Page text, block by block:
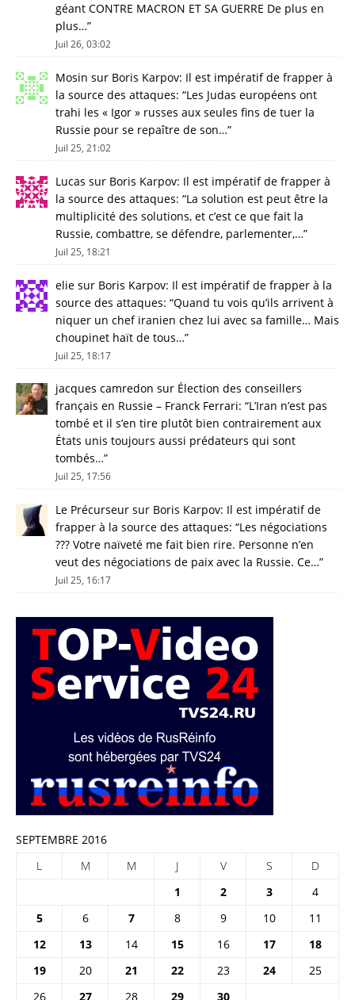
géant CONTRE MACRON ET SA GUERRE De plus en
plus…”
Juil 26, 03:02
Mosin sur Boris Karpov: Il est impératif de frapper à
la source des attaques: “Les Judas européens ont
trahi les « Igor » russes aux seules fins de tuer la
Russie pour se repaître de son…”
Juil 25, 21:02
Lucas sur Boris Karpov: Il est impératif de frapper à
la source des attaques: “La solution est peut être la
multiplicité des solutions, et c’est ce que fait la
Russie, combattre, se défendre, parlementer,…”
Juil 25, 18:21
elie sur Boris Karpov: Il est impératif de frapper à la
source des attaques: “Quand tu vois qu’ils arrivent à
niquer un chef iranien chez lui avec sa famille… Mais
choupinet haït de tous…”
Juil 25, 18:17
jacques camredon sur Élection des conseillers
français en Russie – Franck Ferrari: “L’Iran n’est pas
tombé et il s’en tire plutôt bien contrairement aux
États unis toujours aussi prédateurs qui sont
tombés…”
Juil 25, 17:56
Le Précurseur sur Boris Karpov: Il est impératif de
frapper à la source des attaques: “Les négociations
??? Votre naïveté me fait bien rire. Personne n’en
veut des négociations de paix avec la Russie. Ce…”
Juil 25, 16:17
SEPTEMBRE 2016
L
M M J V S
D
1
2 3
4
5
6 7 8 9 10
11
12
13 14 15 16 17
18
19
20 21 22 23 24
25
26
27 28 29 30